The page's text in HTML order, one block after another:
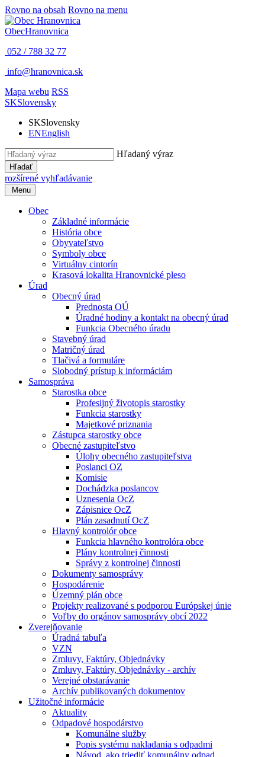
Rovno na obsah Rovno na menu
ObecHranovnica
052 / 788 32 77
info@hranovnica.sk
Mapa webu RSS
SKSlovensky
SKSlovensky
ENEnglish
Hľadaný výraz
Hľadať
rozšírené vyhľadávanie
Menu
Obec
Základné informácie
História obce
Obyvateľstvo
Symboly obce
Virtuálny cintorín
Krasová lokalita Hranovnické pleso
Úrad
Obecný úrad
Prednosta OÚ
Úradné hodiny a kontakt na obecný úrad
Funkcia Obecného úradu
Stavebný úrad
Matričný úrad
Tlačivá a formuláre
Slobodný prístup k informáciám
Samospráva
Starostka obce
Profesijný životopis starostky
Funkcia starostky
Majetkové priznania
Zástupca starostky obce
Obecné zastupiteľstvo
Úlohy obecného zastupiteľstva
Poslanci OZ
Komisie
Dochádzka poslancov
Uznesenia OcZ
Zápisnice OcZ
Plán zasadnutí OcZ
Hlavný kontrolór obce
Funkcia hlavného kontrolóra obce
Plány kontrolnej činnosti
Správy z kontrolnej činnosti
Dokumenty samosprávy
Hospodárenie
Územný plán obce
Projekty realizované s podporou Európskej únie
Voľby do orgánov samosprávy obcí 2022
Zverejňovanie
Úradná tabuľa
VZN
Zmluvy, Faktúry, Objednávky
Zmluvy, Faktúry, Objednávky - archív
Verejné obstarávanie
Archív publikovaných dokumentov
Užitočné informácie
Aktuality
Odpadové hospodárstvo
Komunálne služby
Popis systému nakladania s odpadmi
Návod, ako triediť komunálny odpad